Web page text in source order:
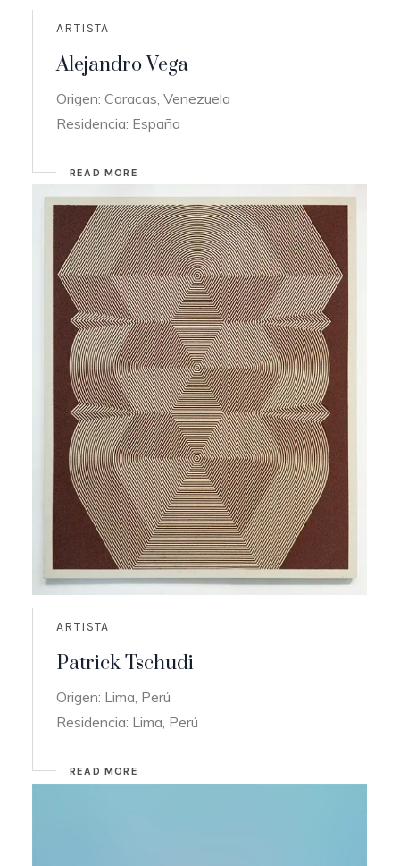
ARTISTA
Alejandro Vega
Origen: Caracas, Venezuela
Residencia: España
READ MORE
ARTISTA
Patrick Tschudi
Origen: Lima, Perú
Residencia: Lima, Perú
READ MORE